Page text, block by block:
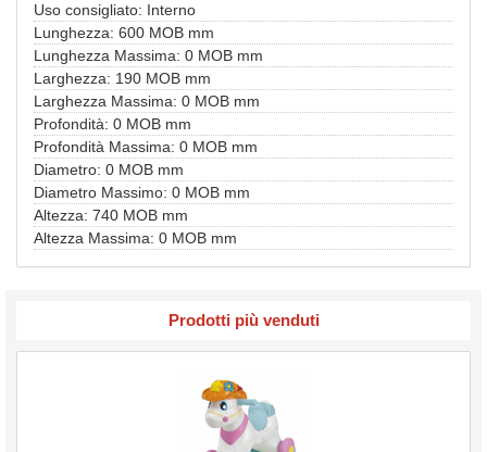
Uso consigliato: Interno
Lunghezza: 600 MOB mm
Lunghezza Massima: 0 MOB mm
Larghezza: 190 MOB mm
Larghezza Massima: 0 MOB mm
Profondità: 0 MOB mm
Profondità Massima: 0 MOB mm
Diametro: 0 MOB mm
Diametro Massimo: 0 MOB mm
Altezza: 740 MOB mm
Altezza Massima: 0 MOB mm
Prodotti più venduti